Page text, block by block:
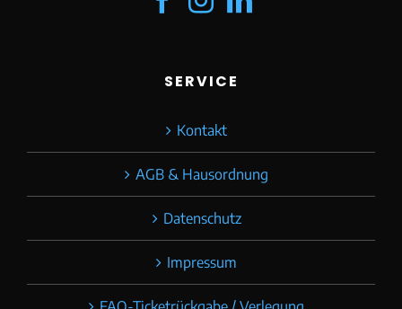
SERVICE
Kontakt
AGB & Hausordnung
Datenschutz
Impressum